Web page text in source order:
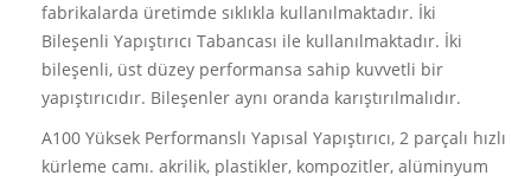
fabrikalarda üretimde sıklıkla kullanılmaktadır. İki
Bileşenli Yapıştırıcı Tabancası ile kullanılmaktadır. İki
bileşenli, üst düzey performansa sahip kuvvetli bir
yapıştırıcıdır. Bileşenler aynı oranda karıştırılmalıdır.
A100 Yüksek Performanslı Yapısal Yapıştırıcı, 2 parçalı hızlı
kürleme camı. akrilik, plastikler, kompozitler, alüminyum